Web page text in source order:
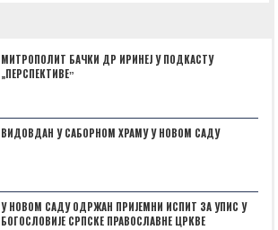
МИТРОПОЛИТ БАЧКИ ДР ИРИНЕЈ У ПОДКАСТУ
„ПЕРСПЕКТИВЕˮ
ВИДОВДАН У САБОРНОМ ХРАМУ У НОВОМ САДУ
У НОВОМ САДУ ОДРЖАН ПРИЈЕМНИ ИСПИТ ЗА УПИС У
БОГОСЛОВИЈЕ СРПСКЕ ПРАВОСЛАВНЕ ЦРКВЕ